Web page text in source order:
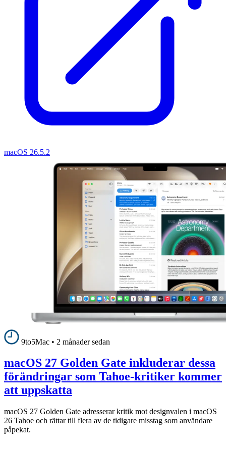
macOS 26.5.2
9to5Mac • 2 månader sedan
macOS 27 Golden Gate inkluderar dessa
förändringar som Tahoe-kritiker kommer
att uppskatta
macOS 27 Golden Gate adresserar kritik mot designvalen i macOS
26 Tahoe och rättar till flera av de tidigare misstag som användare
påpekat.